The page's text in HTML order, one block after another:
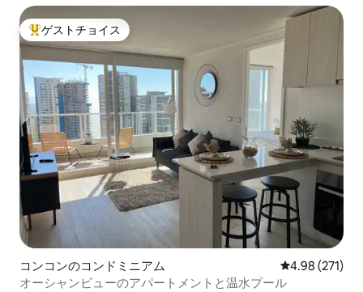
大好評のゲストチョイスです。
ゲストチョイス
コンコンのコンドミニアム レビュー271
4.98 (271)
オーシャンビューのアパートメントと温水プール